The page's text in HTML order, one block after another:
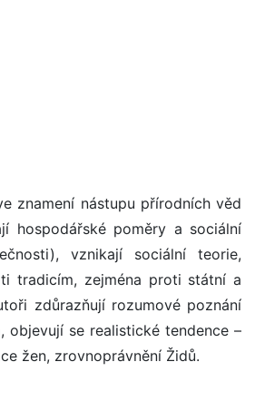
znamení nástupu přírodních věd
hospodářské poměry a sociální
vznikají sociální teorie,
tradicím, zejména proti státní a
zdůrazňují rozumové poznání
objevují se realistické tendence –
žen, zrovnoprávnění Židů.